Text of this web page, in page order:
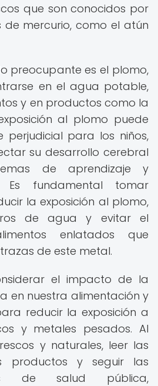
que son conocidos por
de mercurio, como el atún
preocupante es el plomo,
en el agua potable,
y en productos como la
al plomo puede
perjudicial para los niños,
su desarrollo cerebral
de aprendizaje y
Es fundamental tomar
la exposición al plomo,
de agua y evitar el
enlatados que
de este metal.
el impacto de la
en nuestra alimentación y
reducir la exposición a
y metales pesados. Al
y naturales, leer las
productos y seguir las
de salud pública,